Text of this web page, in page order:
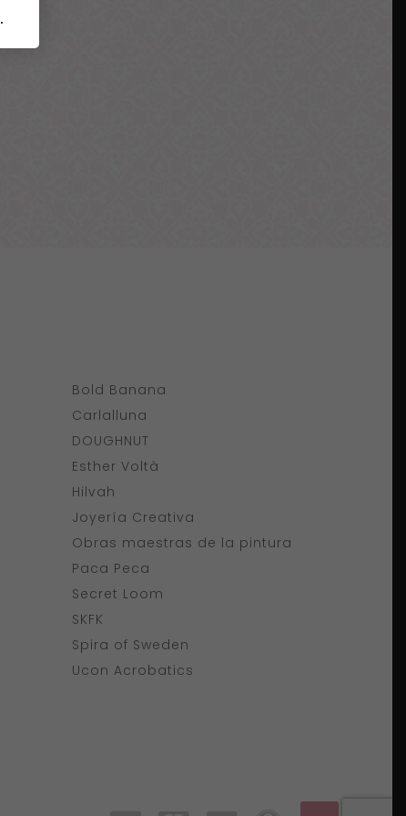
Bold Banana
Carlalluna
DOUGHNUT
Esther Voltà
Hilvah
Joyería Creativa
Obras maestras de la pintura
Paca Peca
Secret Loom
SKFK
Spira of Sweden
Ucon Acrobatics
.